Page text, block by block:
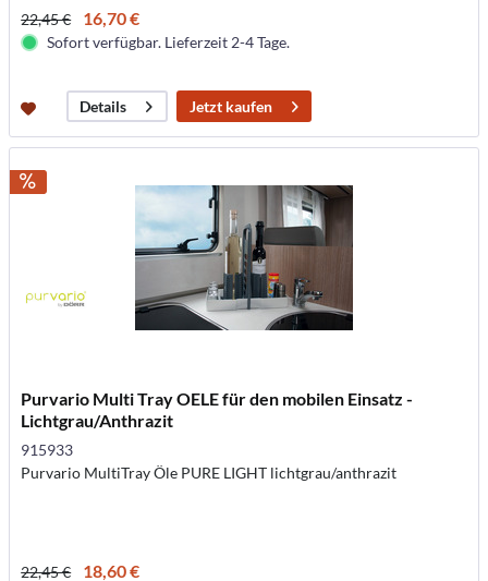
22,45 € 16,70 €
Sofort verfügbar. Lieferzeit 2-4 Tage.
Details Jetzt kaufen
Purvario Multi Tray OELE für den mobilen Einsatz -
Lichtgrau/Anthrazit
915933
Purvario MultiTray Öle PURE LIGHT lichtgrau/anthrazit
22,45 € 18,60 €